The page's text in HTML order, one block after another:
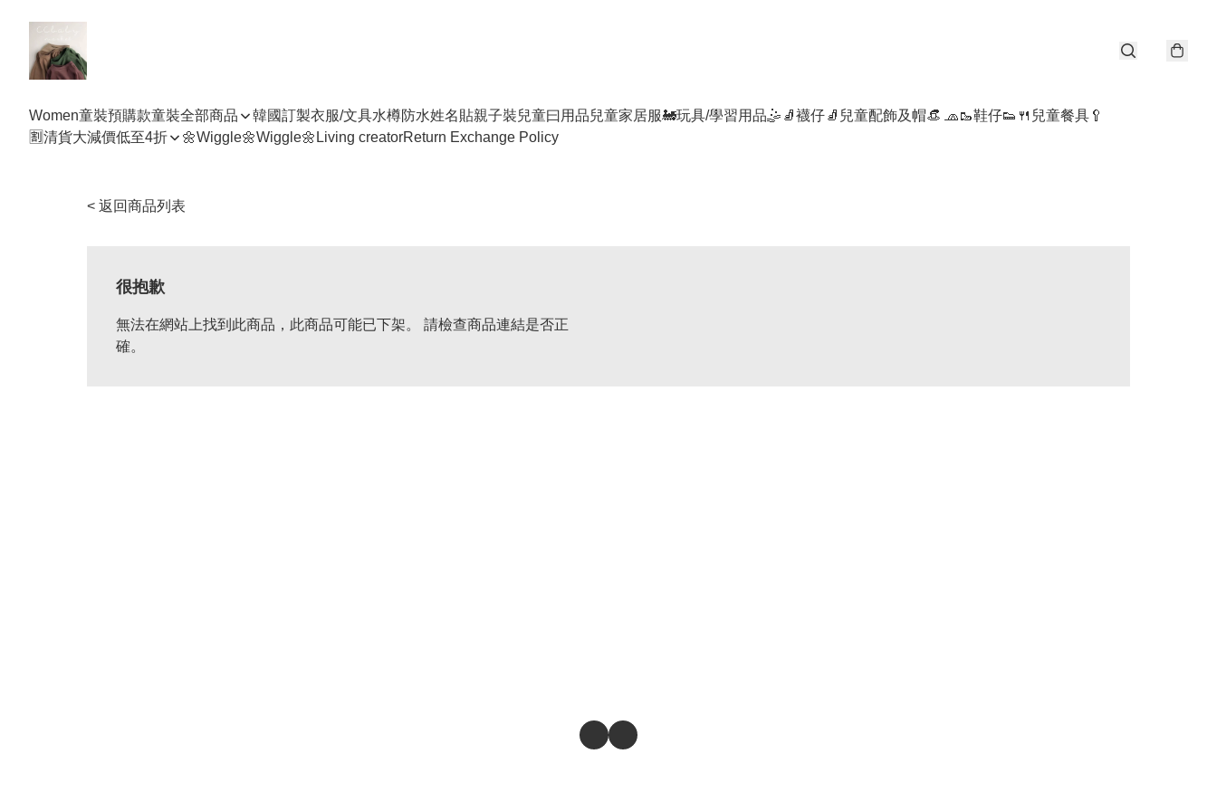
Women童裝預購款童裝全部商品 韓國訂製衣服/文具水樽防水姓名貼親子裝兒童曰用品兒童家居服🚂玩具/學習用品🤹 🧦襪仔🧦 兒童配飾及帽👒 🧢🥾鞋仔👟 🍴兒童餐具🥄
🈹清貨大減價低至4折
🌼Wiggle🌼Wiggle🌼 Living creatorReturn Exchange Policy
< 返回商品列表
很抱歉
無法在網站上找到此商品，此商品可能已下架。 請檢查商品連結是否正
確。